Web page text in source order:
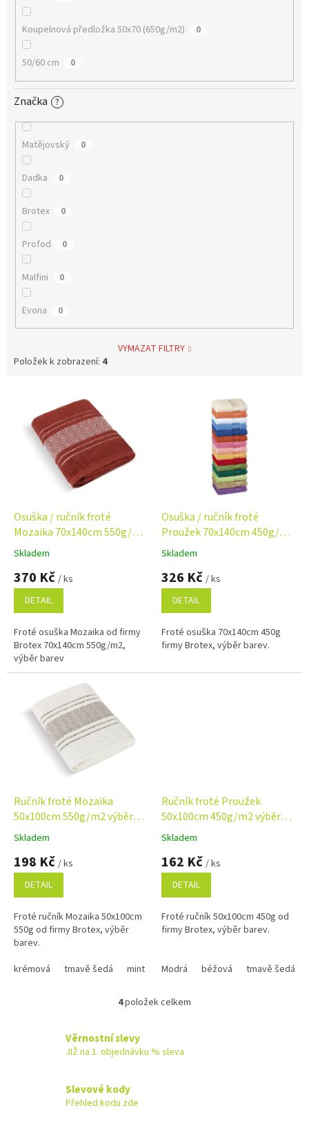
Koupelnová předložka 50x70 (650g/m2) 0
50/60 cm 0
Značka ?
Matějovský 0
Dadka 0
Brotex 0
Profod 0
Malfini 0
Evona 0
VYMAZAT FILTRY
Položek k zobrazení: 4
Osuška / ručník froté
Mozaika 70x140cm 550g/m2
výběr barev
Průměrné
hodnocení
produktu
5,0
5
hvězdiček.
Skladem
370 Kč / ks
DETAIL
Froté osuška Mozaika od firmy
Brotex 70x140cm 550g/m2,
výběr barev
Osuška / ručník froté
Proužek 70x140cm 450g/m2
výběr barev
Průměrné
hodnocení
produktu
4,8
5
hvězdiček.
Skladem
326 Kč / ks
DETAIL
Froté osuška 70x140cm 450g
firmy Brotex, výběr barev.
Ručník froté Mozaika
50x100cm 550g/m2 výběr
barev
Průměrné
hodnocení
produktu
4,8
5
hvězdiček.
Skladem
198 Kč / ks
DETAIL
Froté ručník Mozaika 50x100cm
550g od firmy Brotex, výběr
barev.
krémová
tmavě šedá mint terra starorůžová
Ručník froté Proužek
50x100cm 450g/m2 výběr
barev
Průměrné
hodnocení
produktu
5,0
5
hvězdiček.
Skladem
162 Kč / ks
DETAIL
Froté ručník 50x100cm 450g od
firmy Brotex, výběr barev.
Modrá béžová tmavě šedá
O
á
d
4položek celkem
Věrnostní slevy
JIŽ na 1. objednávku % sleva
Slevové kody
Přehled kodu zde